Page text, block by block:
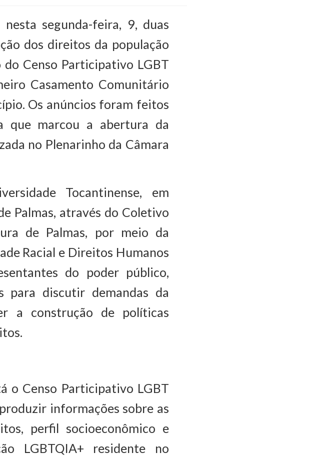
segunda-feira, 9, duas
dos direitos da população
Censo Participativo LGBT
Casamento Comunitário
Os anúncios foram feitos
que marcou a abertura da
no Plenarinho da Câmara
Tocantinense, em
Palmas, através do Coletivo
de Palmas, por meio da
Racial e Direitos Humanos
do poder público,
para discutir demandas da
a construção de políticas
o Censo Participativo LGBT
informações sobre as
perfil socioeconômico e
LGBTQIA+ residente no